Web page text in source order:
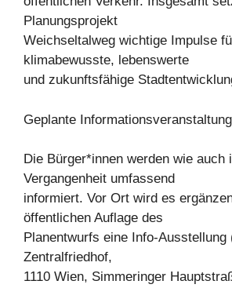
Planungsprojekt
Weichseltalweg wichtige Impulse
klimabewusste, lebenswerte
und zukunftsfähige
Geplante
Die Bürger*innen werden wie auch
Vergangenheit umfassend
informiert. Vor Ort wird es
öffentlichen Auflage des
Planentwurfs eine Info-Ausstellung
Zentralfriedhof,
1110 Wien, Simmeringer